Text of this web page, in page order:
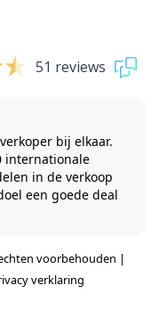
51 reviews
bij elkaar.
internationale
in de verkoop
een goede deal
voorbehouden |
verklaring